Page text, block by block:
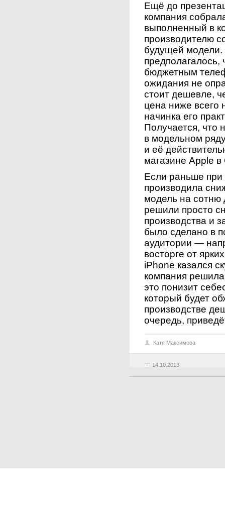
Ещё до
компания
выполненный в
производителю
будущей модели.
предполагалось,
бюджетным
ожидания не
стоит дешевле,
цена ниже всего
начинка его
Получается, что
в модельном
и её
магазине Apple
Если раньше при
производила
модель на сотню
решили просто
производства и
было сделано в
аудитории —
восторге от
iPhone казался
компания решила
это понизит
который будет
производстве
очередь,
14.10.2013
Катя Максимова